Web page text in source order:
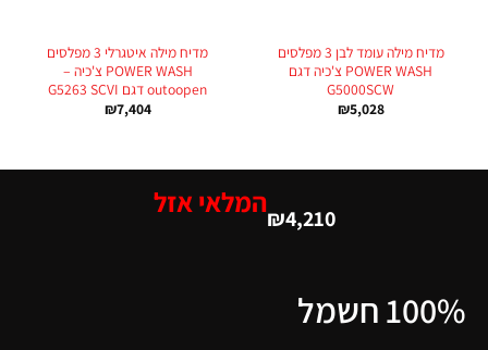
מדיח מילה עומד לבן 3 מפלסים
POWER WASH צ'כיה דגם
G5000SCW
₪5,028
מדיח מילה איטגרלי 3 מפלסים
POWER WASH צ'כיה –
outoopen דגם G5263 SCVI
₪7,404
₪4,210 המלאי אזל
100% חשמל